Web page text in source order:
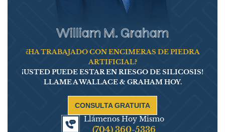
William M. Graham
¿HA TRABAJADO CON ENCIMERAS DE PIEDRA
ARTIFICIAL?
¡USTED PUEDE ESTAR EN RIESGO DE SILICOSIS!
LLAME A WALLACE & GRAHAM HOY.
CONSULTA GRATUITA
Llámenos Hoy Mismo
(704) 360-5336